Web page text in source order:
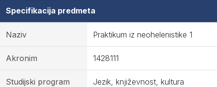
Specifikacija predmeta
Naziv Praktikum iz neohelenistike 1
Akronim 1428111
Studijski program Jezik, književnost, kultura